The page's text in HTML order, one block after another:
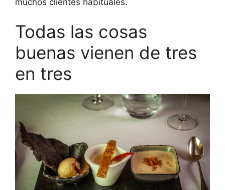
Todas las cosas
buenas vienen de tres
en tres